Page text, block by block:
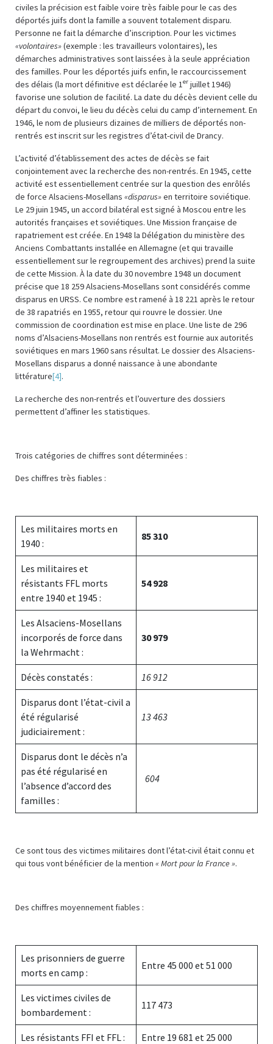
civiles la précision est faible voire très faible pour le cas des
déportés juifs dont la famille a souvent totalement disparu.
Personne ne fait la démarche d’inscription. Pour les victimes
«volontaires»(exemple : les travailleurs volontaires), les
démarches administratives sont laissées à la seule appréciation
des familles. Pour les déportés juifs enfin, le raccourcissement
des délais (la mort définitive est déclarée le 1 er juillet 1946)
favorise une solution de facilité. La date du décès devient celle du
départ du convoi, le lieu du décès celui du camp d’internement. En
1946, le nom de plusieurs dizaines de milliers de déportés non-
rentrés est inscrit sur les registres d’état-civil de Drancy.
L’activité d’établissement des actes de décès se fait
conjointement avec la recherche des non-rentrés. En 1945, cette
activité est essentiellement centrée sur la question des enrôlés
de force Alsaciens-Mosellans «disparus»en territoire soviétique.
Le 29 juin 1945, un accord bilatéral est signé à Moscou entre les
autorités françaises et soviétiques. Une Mission française de
rapatriement est créée. En 1948 la Délégation du ministère des
Anciens Combattants installée en Allemagne (et qui travaille
essentiellement sur le regroupement des archives) prend la suite
de cette Mission. À la date du 30 novembre 1948 un document
précise que 18 259 Alsaciens-Mosellans sont considérés comme
disparus en URSS. Ce nombre est ramené à 18 221 après le retour
de 38 rapatriés en 1955, retour qui rouvre le dossier. Une
commission de coordination est mise en place. Une liste de 296
noms d’Alsaciens-Mosellans non rentrés est fournie aux autorités
soviétiques en mars 1960 sans résultat. Le dossier des Alsaciens-
Mosellans disparus a donné naissance à une abondante
littérature[4].
La recherche des non-rentrés et l’ouverture des dossiers
permettent d’affiner les statistiques.
Trois catégories de chiffres sont déterminées :
Des chiffres très fiables :
Les militaires morts en
1940 :
85 310
Les militaires et
résistants FFL morts
entre 1940 et 1945 :
54 928
Les Alsaciens-Mosellans
incorporés de force dans
la Wehrmacht :
30 979
Décès constatés : 16 912
Disparus dont l’état-civil a
été régularisé
judiciairement :
13 463
Disparus dont le décès n’a
pas été régularisé en
l’absence d’accord des
familles :
604
Ce sont tous des victimes militaires dont l’état-civil était connu et
qui tous vont bénéficier de la mention « Mort pour la France ».
Des chiffres moyennement fiables :
Les prisonniers de guerre
morts en camp :
Entre 45 000 et 51 000
Les victimes civiles de
bombardement :
117 473
Les résistants FFI et FFL : Entre 19 681 et 25 000